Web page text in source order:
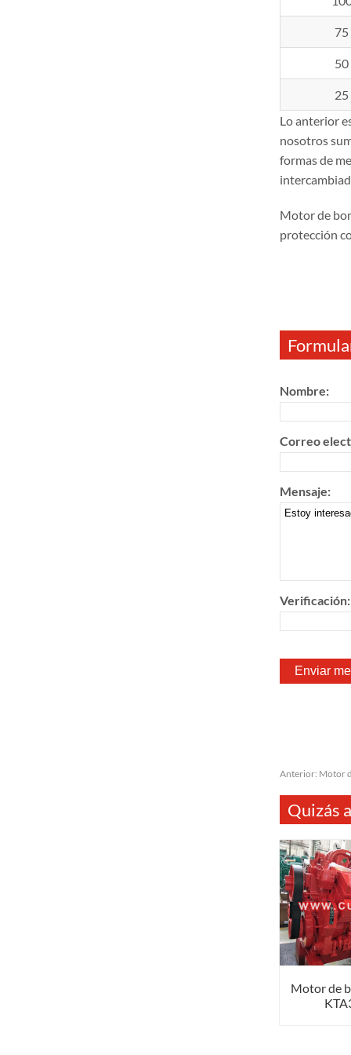
75
50
25
Lo anterior
nosotros
formas de
Motor de
protección
Nombre:
Correo
Mensaje:
Verificación:
Anterior: Motor
Quizás
Motor de